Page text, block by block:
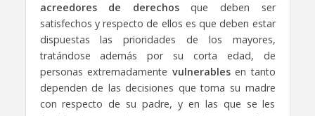
acreedores de derechosque deben ser
satisfechos y respecto de ellos es que deben estar
dispuestas las prioridades de los mayores,
tratándose además por su corta edad, de
personas extremadamente vulnerablesen tanto
dependen de las decisiones que toma su madre
con respecto de su padre, y en las que se les